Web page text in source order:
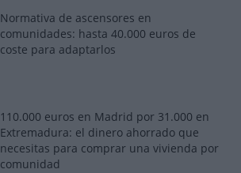
Normativa de ascensores en
comunidades: hasta 40.000 euros de
coste para adaptarlos
110.000 euros en Madrid por 31.000 en
Extremadura: el dinero ahorrado que
necesitas para comprar una vivienda por
comunidad